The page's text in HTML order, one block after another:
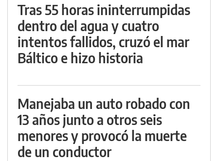
Tras 55 horas ininterrumpidas
dentro del agua y cuatro
intentos fallidos, cruzó el mar
Báltico e hizo historia
Manejaba un auto robado con
13 años junto a otros seis
menores y provocó la muerte
de un conductor